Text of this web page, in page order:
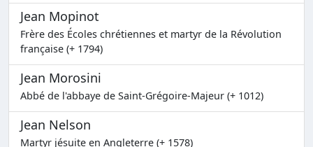
Jean Mopinot
Frère des Écoles chrétiennes et martyr de la Révolution
française (+ 1794)
Jean Morosini
Abbé de l'abbaye de Saint-Grégoire-Majeur (+ 1012)
Jean Nelson
Martyr jésuite en Angleterre (+ 1578)